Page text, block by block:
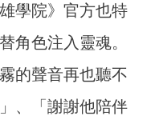
學院》官方也特
角色注入靈魂。
的聲音再也聽不
、「謝謝他陪伴